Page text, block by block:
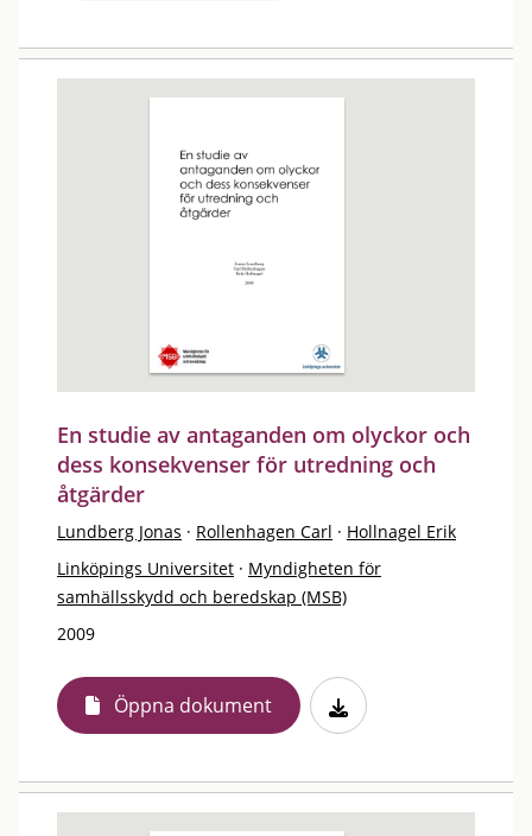
En studie av antaganden om olyckor och
dess konsekvenser för utredning och
åtgärder
Lundberg Jonas · Rollenhagen Carl · Hollnagel Erik
Linköpings Universitet · Myndigheten för
samhällsskydd och beredskap (MSB)
2009
Öppna dokument